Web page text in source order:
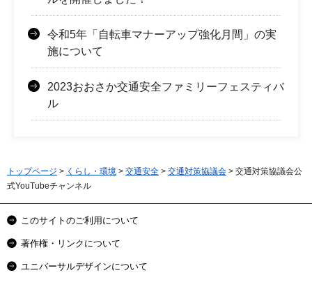
令和5年「自転車マナーアップ強化月間」の実
施について
2023おおさか交通安全ファミリーフェスティバ
ル
トップページ > くらし・環境 > 交通安全 > 交通対策協議会 > 交通対策協議会公
式YouTubeチャンネル
このサイトのご利用について
著作権・リンクについて
ユニバーサルデザインについて